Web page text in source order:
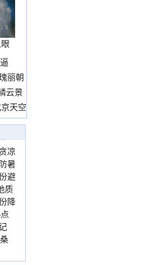
丽朝
云景
天空
凉
暑
避
质
降